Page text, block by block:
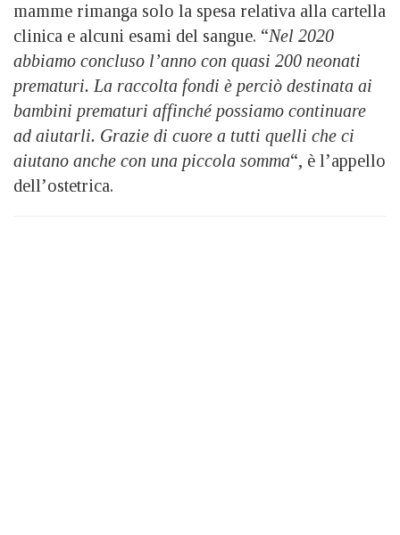
mamme rimanga solo la spesa relativa alla cartella
clinica e alcuni esami del sangue. “Nel 2020
abbiamo concluso l’anno con quasi 200 neonati
prematuri. La raccolta fondi è perciò destinata ai
bambini prematuri affinché possiamo continuare
ad aiutarli. Grazie di cuore a tutti quelli che ci
aiutano anche con una piccola somma“, è l’appello
dell’ostetrica.